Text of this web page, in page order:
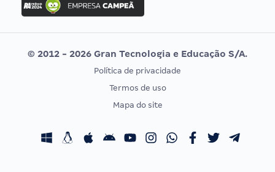
Concurso MPU
Editais publicados
Vunesp
CONCURSOS POR PROFISSÃO
Concursos Fiscais
EXAME DE ORDEM
Calendário OAB
© 2012 - 2026 Gran Tecnologia e Educação S/A.
Política de privacidade
Termos de uso
Mapa do site